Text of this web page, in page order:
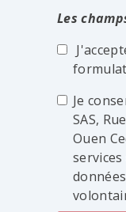
Les
Je
SAS,
Ouen